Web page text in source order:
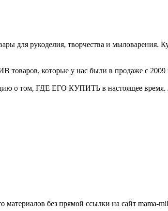
для рукоделия, творчества и
товаров, которые у нас были в продаже с
о том, ГДЕ ЕГО КУПИТЬ в настоящее время.
материалов без прямой ссылки на сайт